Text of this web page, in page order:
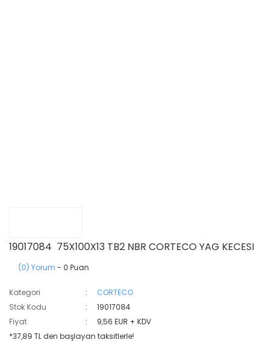
19017084 75X100X13 TB2 NBR CORTECO YAG KECESI
(0) Yorum - 0 Puan
Kategori
CORTECO
Stok Kodu
19017084
Fiyat
9,56 EUR + KDV
*37,89 TL den başlayan taksitlerle!